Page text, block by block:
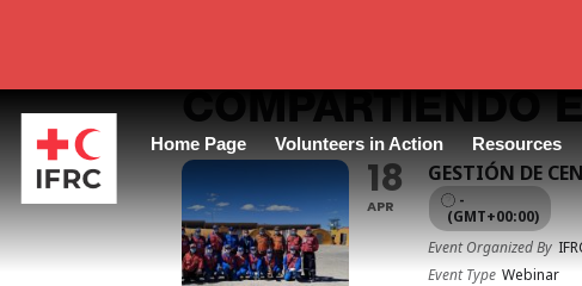
Home Page Volunteers in Action Resources
COMPARTIENDO
18
APR
GESTIÓN DE
-
(GMT+00:00)
Event Organized By
Event Type Webinar